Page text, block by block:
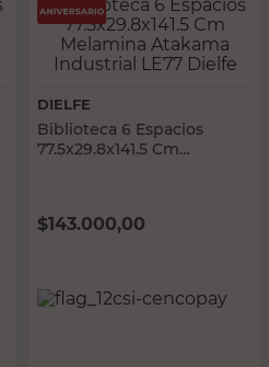
DIELFE
Biblioteca 6 Espacios
77.5x29.8x141.5 Cm
$143.000,00